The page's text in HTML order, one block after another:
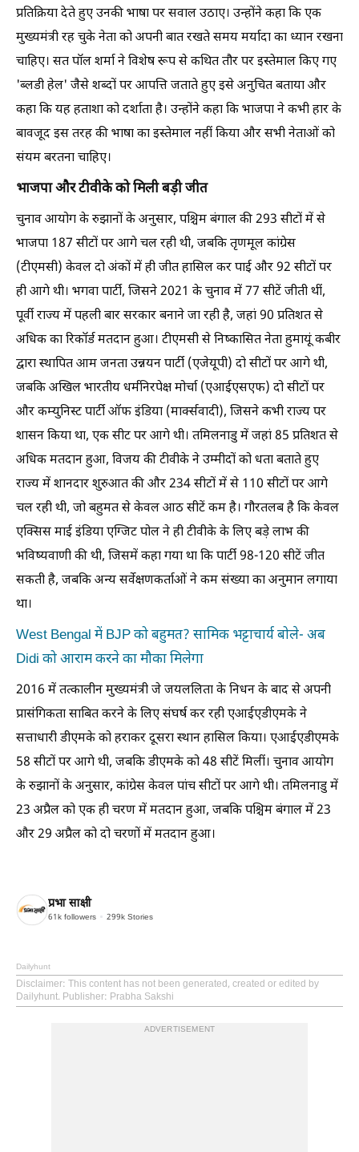
प्रतिक्रिया देते हुए उनकी भाषा पर सवाल उठाए। उन्होंने कहा कि एक
मुख्यमंत्री रह चुके नेता को अपनी बात रखते समय मर्यादा का ध्यान रखना
चाहिए। सत पॉल शर्मा ने विशेष रूप से कथित तौर पर इस्तेमाल किए गए
'ब्लडी हेल' जैसे शब्दों पर आपत्ति जताते हुए इसे अनुचित बताया और
कहा कि यह हताशा को दर्शाता है। उन्होंने कहा कि भाजपा ने कभी हार के
बावजूद इस तरह की भाषा का इस्तेमाल नहीं किया और सभी नेताओं को
संयम बरतना चाहिए।
भाजपा और टीवीके को मिली बड़ी जीत
चुनाव आयोग के रुझानों के अनुसार, पश्चिम बंगाल की 293 सीटों में से
भाजपा 187 सीटों पर आगे चल रही थी, जबकि तृणमूल कांग्रेस
(टीएमसी) केवल दो अंकों में ही जीत हासिल कर पाई और 92 सीटों पर
ही आगे थी। भगवा पार्टी, जिसने 2021 के चुनाव में 77 सीटें जीती थीं,
पूर्वी राज्य में पहली बार सरकार बनाने जा रही है, जहां 90 प्रतिशत से
अधिक का रिकॉर्ड मतदान हुआ। टीएमसी से निष्कासित नेता हुमायूं कबीर
द्वारा स्थापित आम जनता उन्नयन पार्टी (एजेयूपी) दो सीटों पर आगे थी,
जबकि अखिल भारतीय धर्मनिरपेक्ष मोर्चा (एआईएसएफ) दो सीटों पर
और कम्युनिस्ट पार्टी ऑफ इंडिया (मार्क्सवादी), जिसने कभी राज्य पर
शासन किया था, एक सीट पर आगे थी। तमिलनाडु में जहां 85 प्रतिशत से
अधिक मतदान हुआ, विजय की टीवीके ने उम्मीदों को धता बताते हुए
राज्य में शानदार शुरुआत की और 234 सीटों में से 110 सीटों पर आगे
चल रही थी, जो बहुमत से केवल आठ सीटें कम है। गौरतलब है कि केवल
एक्सिस माई इंडिया एग्जिट पोल ने ही टीवीके के लिए बड़े लाभ की
भविष्यवाणी की थी, जिसमें कहा गया था कि पार्टी 98-120 सीटें जीत
सकती है, जबकि अन्य सर्वेक्षणकर्ताओं ने कम संख्या का अनुमान लगाया
था।
West Bengal में BJP को बहुमत? सामिक भट्टाचार्य बोले- अब
Didi को आराम करने का मौका मिलेगा
2016 में तत्कालीन मुख्यमंत्री जे जयललिता के निधन के बाद से अपनी
प्रासंगिकता साबित करने के लिए संघर्ष कर रही एआईएडीएमके ने
सत्ताधारी डीएमके को हराकर दूसरा स्थान हासिल किया। एआईएडीएमके
58 सीटों पर आगे थी, जबकि डीएमके को 48 सीटें मिलीं। चुनाव आयोग
के रुझानों के अनुसार, कांग्रेस केवल पांच सीटों पर आगे थी। तमिलनाडु में
23 अप्रैल को एक ही चरण में मतदान हुआ, जबकि पश्चिम बंगाल में 23
और 29 अप्रैल को दो चरणों में मतदान हुआ।
प्रभा साक्षी
61k followers 299k Stories
Dailyhunt
Disclaimer: This content has not been generated, created or edited by
Dailyhunt. Publisher: Prabha Sakshi
ADVERTISEMENT